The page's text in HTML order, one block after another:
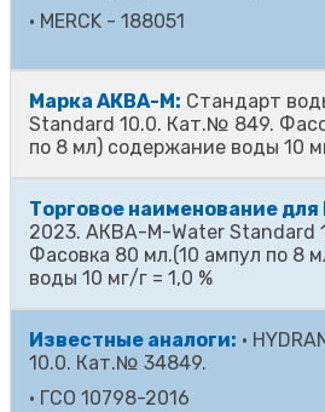
· MERCK - 188051
Марка АКВА-М: Стандарт
Standard 10.0. Кат.№ 849.
по 8 мл) содержание воды 10
Торговое наименование для
2023. АКВА-М-Water Standard
Фасовка 80 мл.(10 ампул по 8
воды 10 мг/г = 1,0 %
Известные аналоги: ·
10.0. Кат.№ 34849.
· ГСО 10798-2016